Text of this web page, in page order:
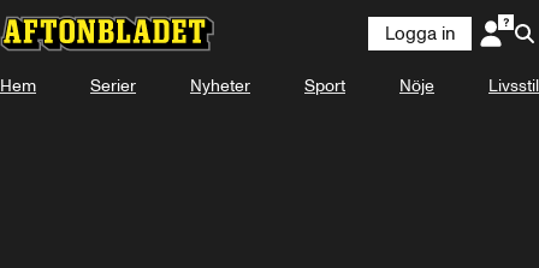
Logga in
Hem Serier Nyheter Sport Nöje Livsstil